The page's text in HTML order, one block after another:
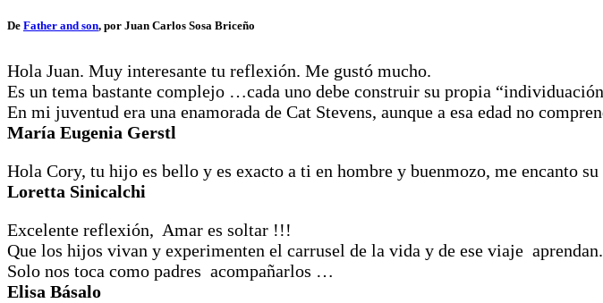
De Father and son, por Juan Carlos Sosa Briceño
Hola Juan. Muy interesante tu reflexión. Me gustó mucho.
Es un tema bastante complejo …cada uno debe construir su propia
En mi juventud era una enamorada de Cat Stevens, aunque a esa edad no
María Eugenia Gerstl
Hola Cory, tu hijo es bello y es exacto a ti en hombre y buenmozo, me encanto
Loretta Sinicalchi
Excelente reflexión, Amar es soltar !!!
Que los hijos vivan y experimenten el carrusel de la vida y de ese viaje aprendan.
Solo nos toca como padres acompañarlos …
Elisa Básalo